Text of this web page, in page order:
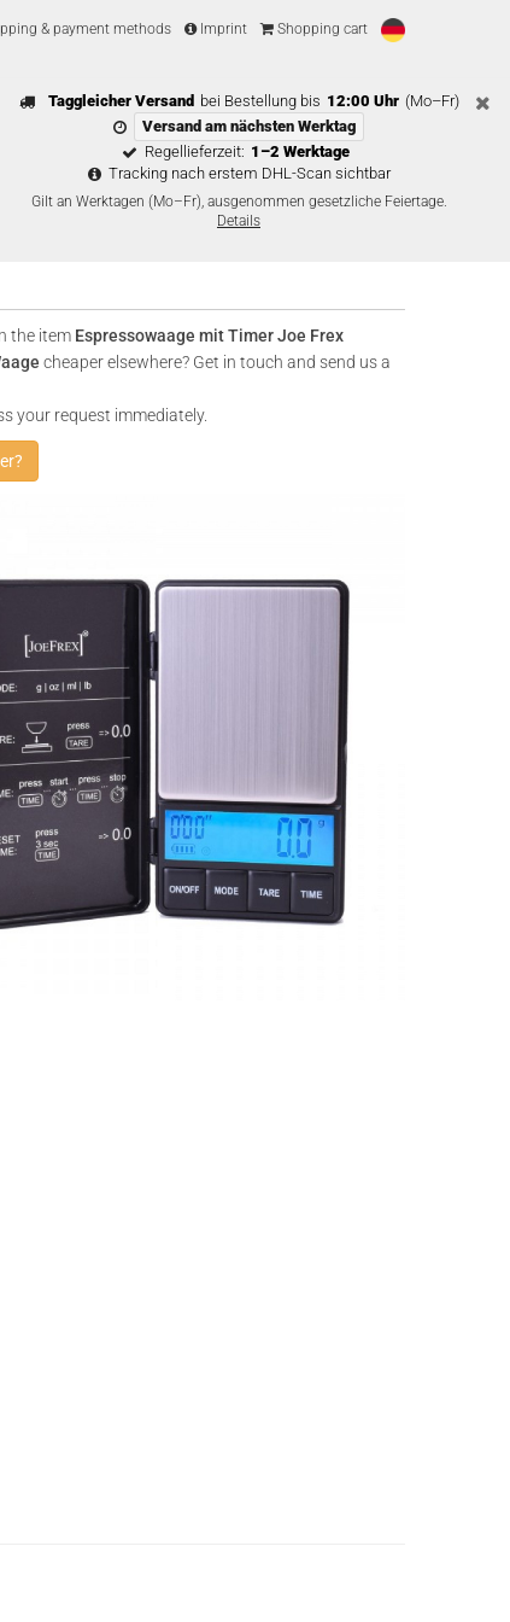
& payment methods Imprint Shopping cart
Taggleicher Versand bei Bestellung bis 12:00 Uhr (Mo–Fr)
Versand am nächsten Werktag
Regellieferzeit: 1–2 Werktage
Tracking nach erstem DHL-Scan sichtbar
Gilt an Werktagen (Mo–Fr), ausgenommen gesetzliche Feiertage.
Details
the item Espressowaage mit Timer Joe Frex
cheaper elsewhere? Get in touch and send us a
your request immediately.